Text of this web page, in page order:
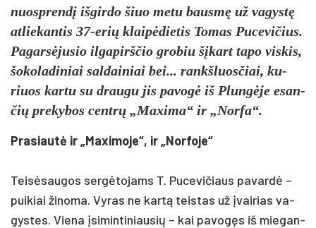
nuo­sprendį iš­gir­do šiuo me­tu bausmę už va­gystę
at­lie­kan­tis 37-erių klaipė­die­tis To­mas Pu­ce­vi­čius.
Pa­garsė­ju­sio il­ga­pirš­čio gro­biu šįkart ta­po vis­kis,
šo­ko­la­di­niai sal­dai­niai bei... rankš­luos­čiai, ku­
riuos kar­tu su drau­gu jis pa­vogė iš Plungė­je esan­
čių pre­ky­bos centrų „Ma­xi­ma“ ir „Nor­fa“.
Pra­siautė ir „Ma­xi­mo­je“, ir „Nor­fo­je“
Teisė­sau­gos sergė­to­jams T. Pu­ce­vi­čiaus pa­vardė –
pui­kiai ži­no­ma. Vy­ras ne kartą teis­tas už įvai­rias va­
gys­tes. Vie­na įsi­min­ti­niau­sių – kai pa­vogęs iš mie­gan­